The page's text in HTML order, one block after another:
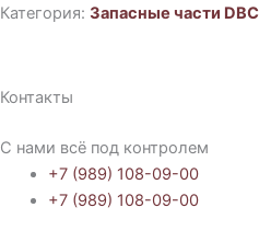
Категория: Запасные части DBC
Контакты
С нами всё под контролем
+7 (989) 108-09-00
+7 (989) 108-09-00